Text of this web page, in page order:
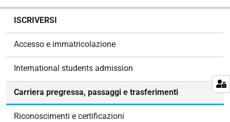
ISCRIVERSI
Accesso e immatricolazione
International students admission
Carriera pregressa, passaggi e trasferimenti
Riconoscimenti e certificazioni